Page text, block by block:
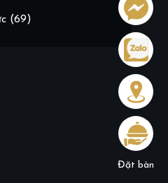
(69)
Đặt bàn